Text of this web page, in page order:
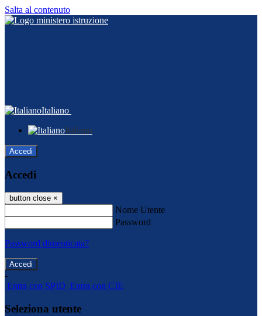
Salta al contenuto
Italiano
Italiano
Accedi
Accedi
button close ×
Nome Utente
Password
Password dimenticata?
-
Entra con SPID Entra con CIE
Seleziona utente